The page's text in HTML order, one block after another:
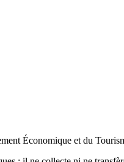
Économique et du